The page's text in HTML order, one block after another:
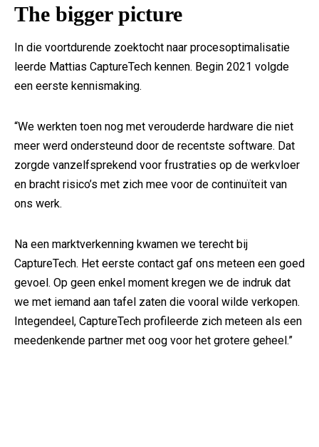
The bigger picture
In die voortdurende zoektocht naar procesoptimalisatie
leerde Mattias CaptureTech kennen. Begin 2021 volgde
een eerste kennismaking.
“We werkten toen nog met verouderde hardware die niet
meer werd ondersteund door de recentste software. Dat
zorgde vanzelfsprekend voor frustraties op de werkvloer
en bracht risico’s met zich mee voor de continuïteit van
ons werk.
Na een marktverkenning kwamen we terecht bij
CaptureTech. Het eerste contact gaf ons meteen een goed
gevoel. Op geen enkel moment kregen we de indruk dat
we met iemand aan tafel zaten die vooral wilde verkopen.
Integendeel, CaptureTech profileerde zich meteen als een
meedenkende partner met oog voor het grotere geheel.”